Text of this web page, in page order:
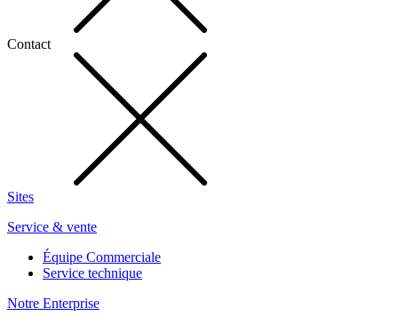
Contact
Sites
Service & vente
Équipe Commerciale
Service technique
Notre Enterprise